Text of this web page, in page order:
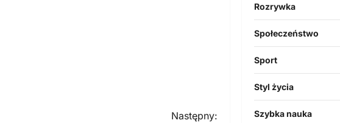
Następny:
Rozrywka
Społeczeństwo
Sport
Styl życia
Szybka nauka